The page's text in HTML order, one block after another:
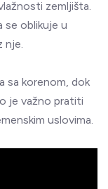
zemljišta.
se oblikuje u
nje.
sa korenom, dok
je važno pratiti
uslovima.